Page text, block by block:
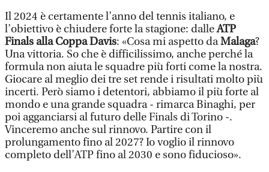
Il 2024 è certamente l’anno del tennis italiano, e
l’obiettivo è chiudere forte la stagione: dalleATP
Finals alla Coppa Davis: «Cosa mi aspetto daMalaga?
Una vittoria. So che è difficilissimo, anche perché la
formula non aiuta le squadre più forti come la nostra.
Giocare al meglio dei tre set rende i risultati molto più
incerti. Però siamo i detentori, abbiamo il più forte al
mondo e una grande squadra - rimarca Binaghi, per
poi agganciarsi al futuro delle Finals di Torino -.
Vinceremo anche sul rinnovo. Partire con il
prolungamento fino al 2027? Io voglio il rinnovo
completo dell’ATP fino al 2030 e sono fiducioso».